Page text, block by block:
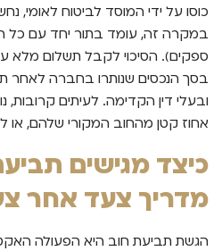
כוסו על ידי המוסד לביטוח לאומי,
במקרה זה, עומד בתור יחד עם כל
ספקים). הסיכוי לקבל תשלום מלא
בסך הנכסים שנותרו בחברה לאחר
ובעלי דין הקדימה. לעיתים קרובות,
אחוז קטן מהחוב המקורי שלהם,
כיצד מגישים
מדריך צעד אחר
הגשת תביעת חוב היא הפעולה